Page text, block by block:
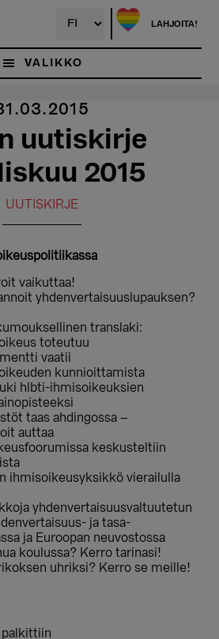
LAHJOITA!
VALIKKO
uutiskirje
2015
UUTISKIRJE
vaikuttaa!
yhdenvertaisuuslupauksen?
translaki:
toteutuu
vaatii
kunnioittamista
hlbti-ihmisoikeuksien
taas ahdingossa –
auttaa
keskusteltiin
ihmisoikeusyksikkö vierailulla
yhdenvertaisuusvaltuutetun
ja tasa-
ja Euroopan neuvostossa
koulussa? Kerro tarinasi!
uhriksi? Kerro se meille!
palkittiin